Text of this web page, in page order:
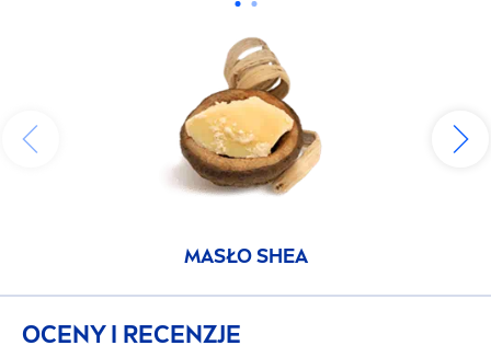
MASŁO SHEA
OCENY I RECENZJE